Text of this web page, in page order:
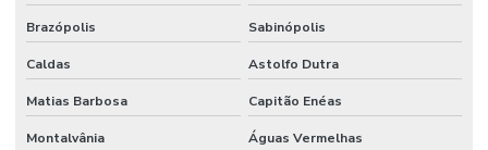
Brazópolis Sabinópolis
Caldas Astolfo Dutra
Matias Barbosa Capitão Enéas
Montalvânia Águas Vermelhas